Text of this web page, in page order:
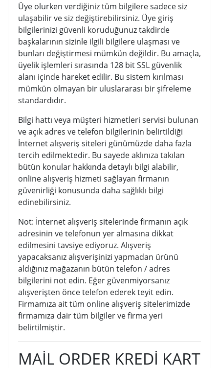
Üye olurken verdiğiniz tüm bilgilere sadece siz
ulaşabilir ve siz değiştirebilirsiniz. Üye giriş
bilgilerinizi güvenli koruduğunuz takdirde
başkalarının sizinle ilgili bilgilere ulaşması ve
bunları değiştirmesi mümkün değildir. Bu amaçla,
üyelik işlemleri sırasında 128 bit SSL güvenlik
alanı içinde hareket edilir. Bu sistem kırılması
mümkün olmayan bir uluslararası bir şifreleme
standardıdır.
Bilgi hattı veya müşteri hizmetleri servisi bulunan
ve açık adres ve telefon bilgilerinin belirtildiği
İnternet alışveriş siteleri günümüzde daha fazla
tercih edilmektedir. Bu sayede aklınıza takılan
bütün konular hakkında detaylı bilgi alabilir,
online alışveriş hizmeti sağlayan firmanın
güvenirliği konusunda daha sağlıklı bilgi
edinebilirsiniz.
Not: İnternet alışveriş sitelerinde firmanın açık
adresinin ve telefonun yer almasına dikkat
edilmesini tavsiye ediyoruz. Alışveriş
yapacaksanız alışverişinizi yapmadan ürünü
aldığınız mağazanın bütün telefon / adres
bilgilerini not edin. Eğer güvenmiyorsanız
alışverişten önce telefon ederek teyit edin.
Firmamıza ait tüm online alışveriş sitelerimizde
firmamıza dair tüm bilgiler ve firma yeri
belirtilmiştir.
MAİL ORDER KREDİ KART